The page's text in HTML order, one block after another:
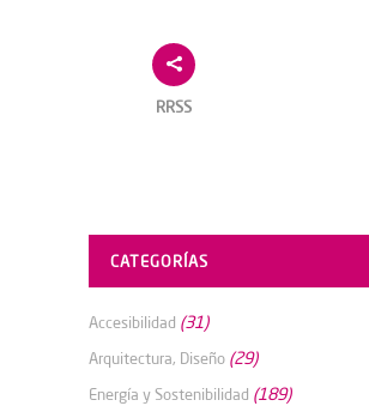
RRSS
CATEGORÍAS
Accesibilidad (31)
Arquitectura, Diseño (29)
Energía y Sostenibilidad (189)